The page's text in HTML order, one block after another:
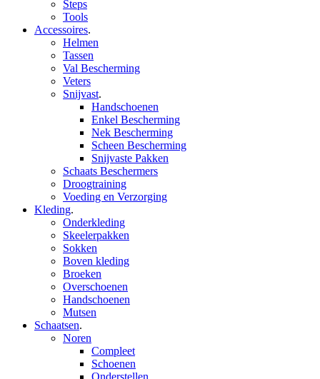
Steps
Tools
Accessoires.
Helmen
Tassen
Val Bescherming
Veters
Snijvast.
Handschoenen
Enkel Bescherming
Nek Bescherming
Scheen Bescherming
Snijvaste Pakken
Schaats Beschermers
Droogtraining
Voeding en Verzorging
Kleding.
Onderkleding
Skeelerpakken
Sokken
Boven kleding
Broeken
Overschoenen
Handschoenen
Mutsen
Schaatsen.
Noren
Compleet
Schoenen
Onderstellen